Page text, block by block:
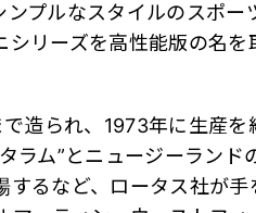
プルなスタイルのスポ
リーズを高性能版の名
造られ、1973年に生産
ラム”とニュージーラン
るなど、ロータス社が